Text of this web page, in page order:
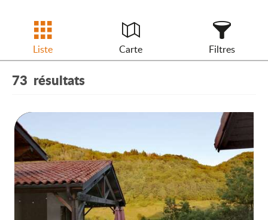
Liste Carte Filtres
73 résultats